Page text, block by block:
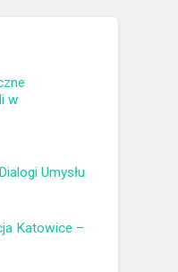
w
Umysłu
Katowice –